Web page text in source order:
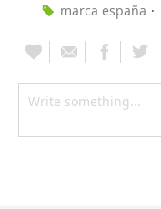
marca españa